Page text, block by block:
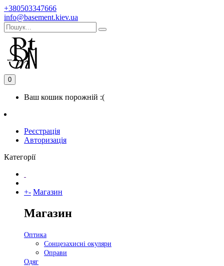
+380503347666
info@basement.kiev.ua
0
Ваш кошик порожній :(
Реєстрація
Авторизація
Категорії
+- Магазин
Магазин
Оптика
Сонцезахисні окуляри
Оправи
Одяг